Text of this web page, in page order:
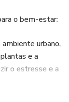
o bem-estar:
urbano,
e a
o estresse e a